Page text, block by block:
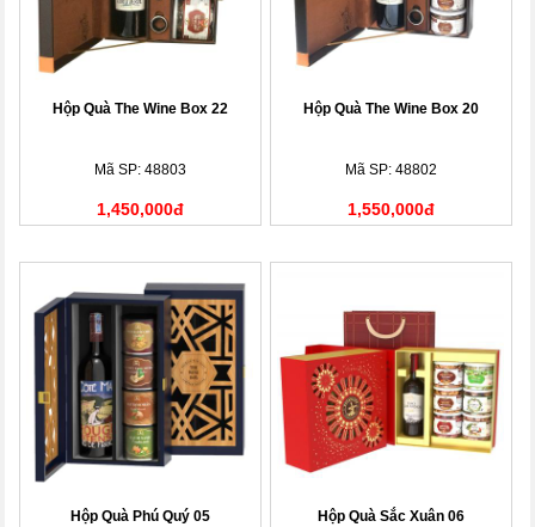
Hộp Quà The Wine Box 22
Mã SP: 48803
1,450,000đ
Hộp Quà The Wine Box 20
Mã SP: 48802
1,550,000đ
Hộp Quà Phú Quý 05 Hộp Quà Sắc Xuân 06